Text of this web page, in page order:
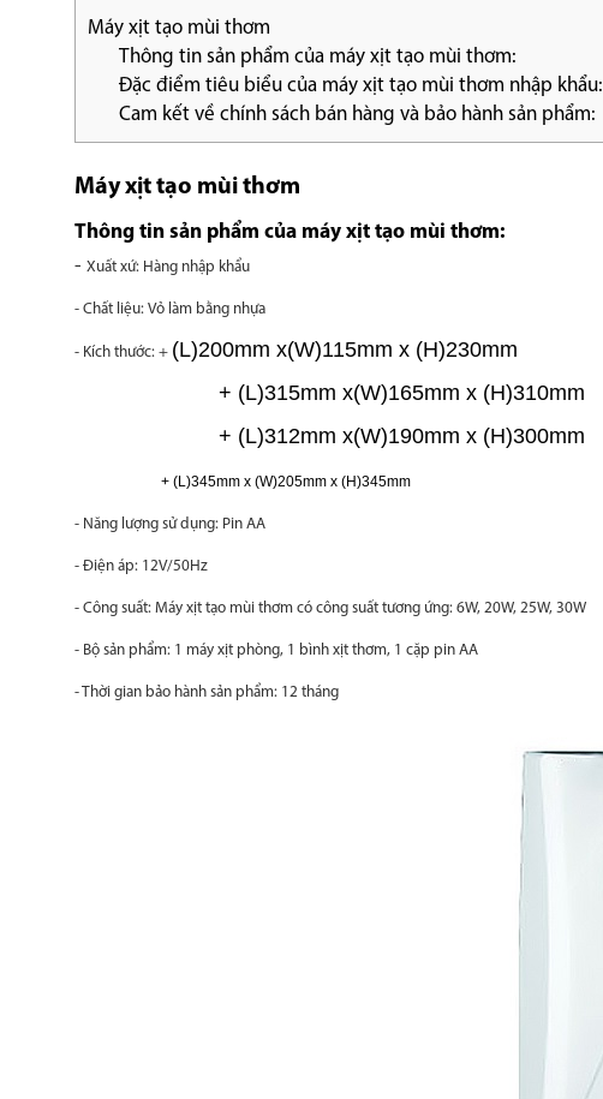
Máy xịt tạo mùi thơm
Thông tin sản phẩm của máy xịt tạo mùi thơm:
Đặc điểm tiêu biểu của máy xịt tạo mùi thơm nhập khẩu:
Cam kết về chính sách bán hàng và bảo hành sản phẩm:
Máy xịt tạo mùi thơm
Thông tin sản phẩm của máy xịt tạo mùi thơm:
- Xuất xứ: Hàng nhập khẩu
- Chất liệu: Vỏ làm bằng nhựa
- Kích thước: + (L)200mm x(W)115mm x (H)230mm
+ (L)315mm x(W)165mm x (H)310mm
+ (L)312mm x(W)190mm x (H)300mm
+ (L)345mm x (W)205mm x (H)345mm
- Năng lượng sử dụng: Pin AA
- Điện áp: 12V/50Hz
- Công suất: Máy xịt tạo mùi thơm có công suất tương ứng: 6W, 20W, 25W, 30W
- Bộ sản phẩm: 1 máy xịt phòng, 1 bình xịt thơm, 1 cặp pin AA
- Thời gian bảo hành sản phẩm: 12 tháng